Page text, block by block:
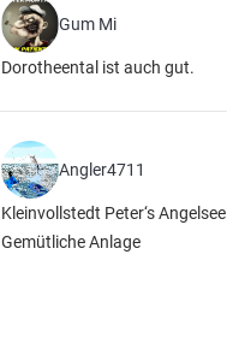
Gum Mi
Dorotheental ist auch gut.
Angler4711
Kleinvollstedt Peter‘s Angelsee
Gemütliche Anlage